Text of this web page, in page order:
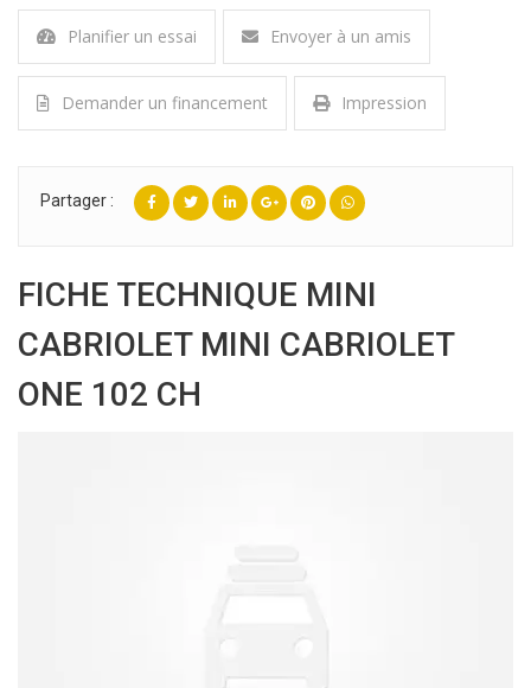
Planifier un essai Envoyer à un amis
Demander un financement Impression
Partager :
FICHE TECHNIQUE MINI
CABRIOLET MINI CABRIOLET
ONE 102 CH